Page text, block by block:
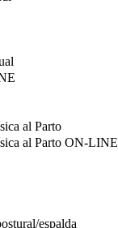
al Parto
al Parto ON-LINE
espalda